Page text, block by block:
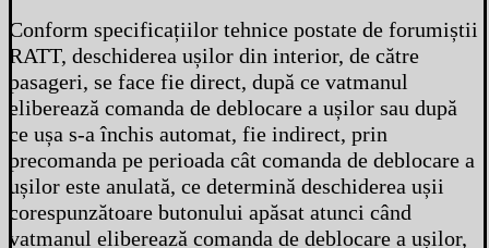
Conform specificațiilor tehnice postate de forumiștii
RATT, deschiderea ușilor din interior, de către
pasageri, se face fie direct, după ce vatmanul
eliberează comanda de deblocare a ușilor sau după
ce ușa s-a închis automat, fie indirect, prin
precomanda pe perioada cât comanda de deblocare a
ușilor este anulată, ce determină deschiderea ușii
corespunzătoare butonului apăsat atunci când
vatmanul eliberează comanda de deblocare a ușilor,